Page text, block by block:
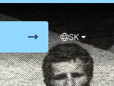
SK